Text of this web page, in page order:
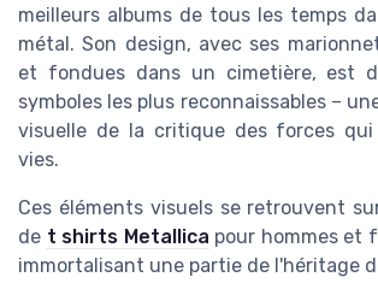
meilleurs albums de tous les temps
métal. Son design, avec ses
et fondues dans un cimetière, est
symboles les plus reconnaissables –
visuelle de la critique des forces
vies.
Ces éléments visuels se retrouvent
de t shirts Metallica pour hommes et
immortalisant une partie de l'héritage